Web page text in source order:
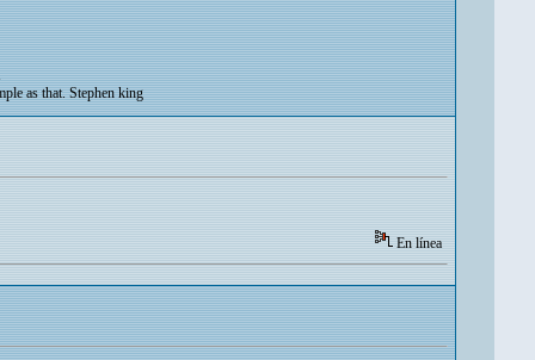
as that. Stephen king
En línea